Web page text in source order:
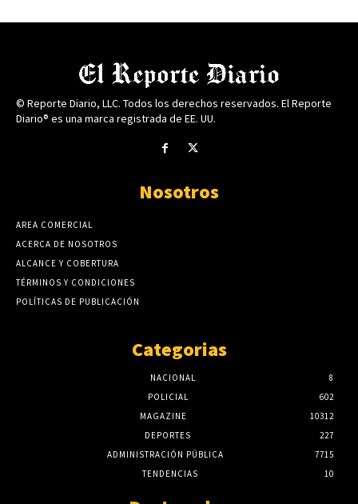
© Reporte Diario, LLC. Todos los derechos reservados. El Reporte
Diario® es una marca registrada de EE. UU.
Nosotros
AREA COMERCIAL
ACERCA DE NOSOTROS
ALCANCE Y COBERTURA
TÉRMINOS Y CONDICIONES
POLÍTICAS DE PUBLICACIÓN
Categorias
NACIONAL
8
POLICIAL
602
MAGAZINE
10312
DEPORTES
227
ADMINISTRACIÓN PÚBLICA
7715
TENDENCIAS
10